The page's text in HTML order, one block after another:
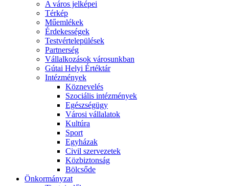
A város jelképei
Térkép
Műemlékek
Érdekességek
Testvértelepülések
Partnerség
Vállalkozások városunkban
Gútai Helyi Értéktár
Intézmények
Köznevelés
Szociális intézmények
Egészségügy
Városi vállalatok
Kultúra
Sport
Egyházak
Civil szervezetek
Közbiztonság
Bölcsőde
Önkormányzat